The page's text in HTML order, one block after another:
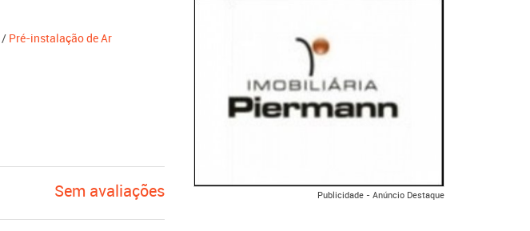
/ Pré-instalação de Ar
Sem avaliações Publicidade - Anúncio Destaque